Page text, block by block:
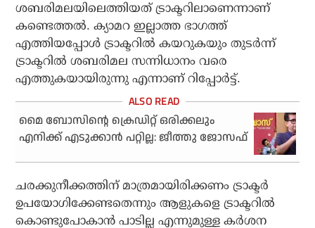
ശബരിമലയിലെത്തിയത് ട്രാക്ടറിലാണെന്നാണ്
കണ്ടെത്തല്‍. ക്യാമറ ഇല്ലാത്ത ഭാഗത്ത്
എത്തിയപ്പോള്‍ ട്രാക്ടറില്‍ കയറുകയും തുടര്‍ന്ന്
ട്രാക്ടറില്‍ ശബരിമല സന്നിധാനം വരെ
എത്തുകയായിരുന്നു എന്നാണ് റിപ്പോര്‍ട്ട്.
മൈ ബോസിന്റെ ക്രെഡിറ്റ് ഒരിക്കലും
എനിക്ക് എടുക്കാന്‍ പറ്റില്ല: ജീത്തു ജോസഫ്
ചരക്കുനീക്കത്തിന് മാത്രമായിരിക്കണം ട്രാക്ടര്‍
ഉപയോഗിക്കേണ്ടതെന്നും ആളുകളെ ട്രാക്ടറില്‍
കൊണ്ടുപോകാന്‍ പാടില്ല എന്നുമുള്ള കര്‍ശന